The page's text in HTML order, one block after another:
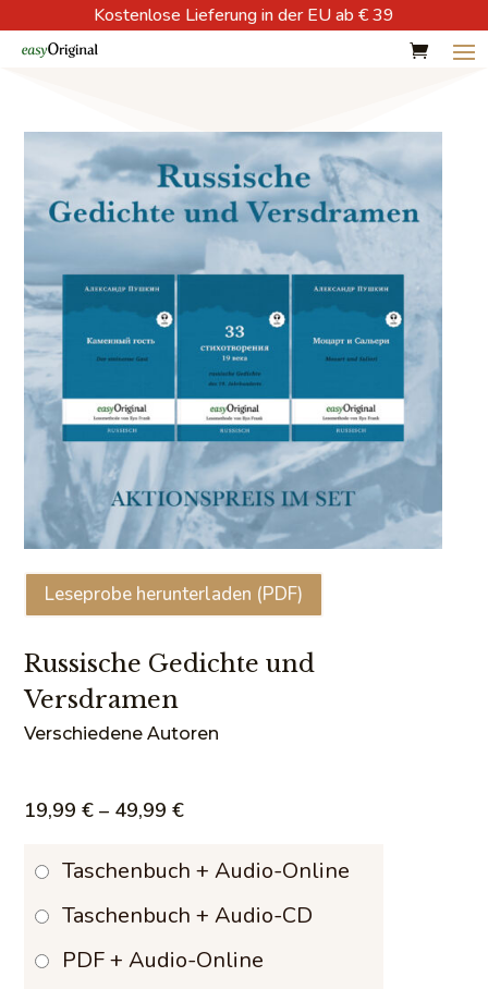
Kostenlose Lieferung in der EU ab € 39
Leseprobe herunterladen (PDF)
Russische Gedichte und
Versdramen
Verschiedene Autoren
19,99€ – 49,99€Preisspanne:
Taschenbuch + Audio-Online
Taschenbuch + Audio-CD
PDF + Audio-Online